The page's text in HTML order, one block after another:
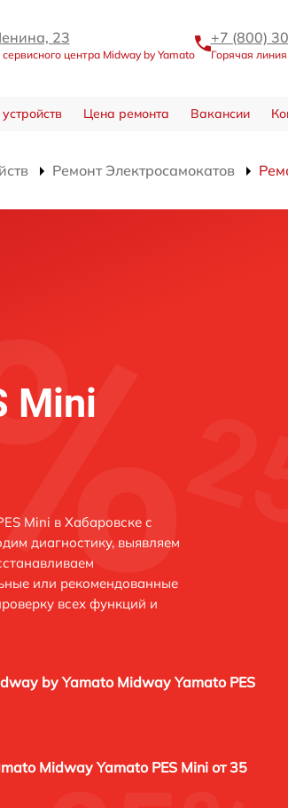
23
центра Midway by Yamato
+7 (800)
Горячая линия
Цена ремонта Вакансии
Ремонт Электросамокатов
Mini
Mini в Хабаровске с
диагностику, выявляем
или рекомендованные
всех функций и
by Yamato Midway Yamato PES
Midway Yamato PES Mini от 35